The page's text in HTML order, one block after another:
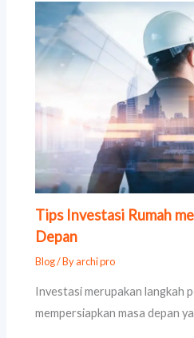
Tips Investasi Rumah
Depan
Blog/ Byarchi pro
Investasi merupakan langkah
mempersiapkan masa depan